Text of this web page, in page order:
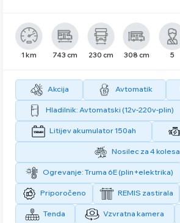
1 km 743 cm 230 cm 308 cm 5
Akcija Avtomatik
Hladilnik: Avtomatski (12v-220v-plin)
Litijev akumulator 150ah
Nosilec za 4 kolesa
Ogrevanje: Truma 6E (plin+elektrika)
Priporočeno REMIS zastirala
Tenda Vzvratna kamera